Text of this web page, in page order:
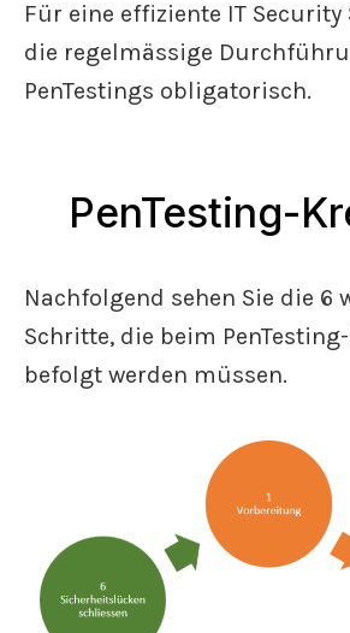
Für eine effiziente IT
die regelmässige
PenTestings obligatorisch.
PenTesting-
Nachfolgend sehen Sie die 6
Schritte, die beim
befolgt werden müssen.